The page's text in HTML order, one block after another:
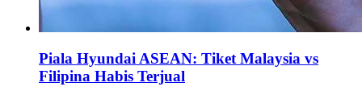
Piala Hyundai ASEAN: Tiket Malaysia vs
Filipina Habis Terjual